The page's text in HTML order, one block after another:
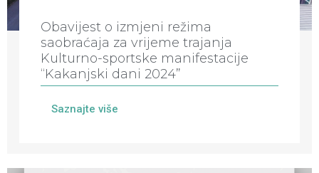
Obavijest o izmjeni režima
saobraćaja za vrijeme trajanja
Kulturno-sportske manifestacije
“Kakanjski dani 2024”
Saznajte više